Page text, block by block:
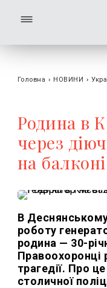
Головна › НОВИНИ ›
Родина в
через
на
В
роботу
родина — 30-
Правоохоронці
трагедії. Про це
столичної